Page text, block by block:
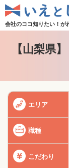
会社のココ知りたい！が
【山梨県
エリア
職種
こだわり